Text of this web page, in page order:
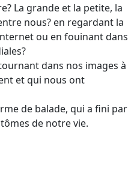
La grande et la petite, la
nous? en regardant la
ou en fouinant dans
dans nos images à
et qui nous ont
de balade, qui a fini par
de notre vie.